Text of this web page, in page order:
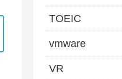
TOEIC
vmware
VR